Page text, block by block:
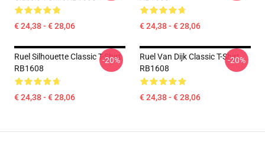
€ 24,38 - € 28,06 € 24,38 - € 28,06
Ruel Silhouette Classic T-Shirt
RB1608
€ 24,38 - € 28,06
-20%
Ruel Van Dijk Classic T-Shirt
RB1608
€ 24,38 - € 28,06
-20%